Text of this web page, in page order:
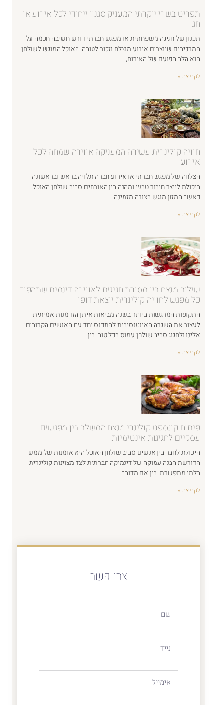
תפריט בשרי יוקרתי המעניק סגנון ייחודי לכל אירוע או
חג
תכנון של חגיגה משפחתית או מפגש חברתי דורש חשיבה חכמה על
המרכיבים שיוצרים אירוע מוצלח וזכור לטובה. האוכל המוגש לשולחן
הוא הלב הפועם של האירוח,
לקריאה »
חוויה קולינרית עשירה המעניקה אווירה שמחה לכל
אירוע
הצלחה של מפגש חברתי או אירוע חברה תלויה בראש ובראשונה
ביכולת לייצר חיבור טבעי ומהנה בין האורחים סביב שולחן האוכל.
כאשר המזון מוגש בצורה מזמינה
לקריאה »
שילוב מנצח בין מסורת חגיגית לאווירה דינמית שתהפוך
כל מפגש לחוויה קולינרית יוצאת דופן
התקופות המרגשות ביותר בשנה מביאות איתן הזדמנות אמיתית
לעצור את השגרה האינטנסיבית להתכנס יחד עם האנשים הקרובים
אלינו ולחגוג סביב שולחן עמוס בכל טוב. בין
לקריאה »
פיתוח קונספט קולינרי מנצח המשלב בין מפגשים
עסקיים לחגיגות אינטימיות
היכולת לחבר בין אנשים סביב שולחן האוכל היא אומנות של ממש
הדורשת הבנה עמוקה של דינמיקה חברתית לצד מצוינות קולינרית
בלתי מתפשרת. בין אם מדובר
לקריאה »
צרו קשר